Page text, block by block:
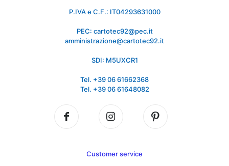
P.IVA e C.F.: IT04293631000
PEC: cartotec92@pec.it
amministrazione@cartotec92.it
SDI: M5UXCR1
Tel. +39 06 61662368
Tel. +39 06 61648082
Customer service